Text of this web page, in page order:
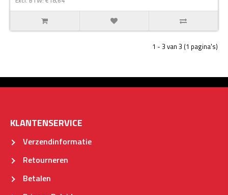
1 - 3 van 3 (1 pagina's)
KLANTENSERVICE
Verzendinformatie
Retourneren
Betalen